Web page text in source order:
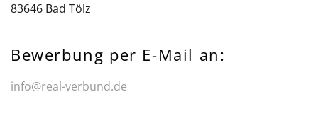
83646 Bad Tölz
Bewerbung per E-Mail an:
info@real-verbund.de